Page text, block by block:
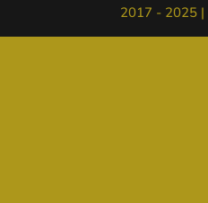
2017 - 2025 |